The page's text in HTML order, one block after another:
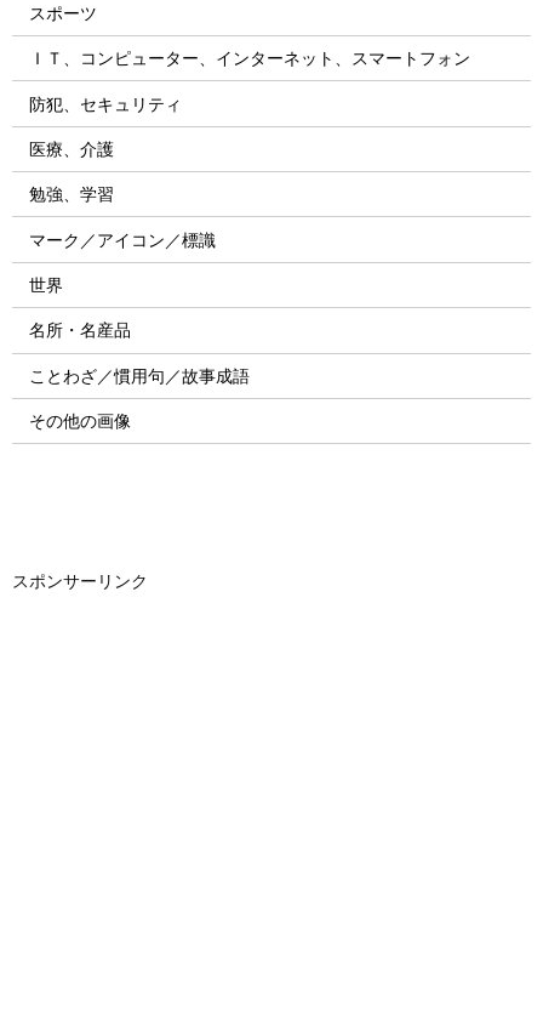
スポーツ
ＩＴ、コンピューター、インターネット、スマートフォン
防犯、セキュリティ
医療、介護
勉強、学習
マーク／アイコン／標識
世界
名所・名産品
ことわざ／慣用句／故事成語
その他の画像
スポンサーリンク